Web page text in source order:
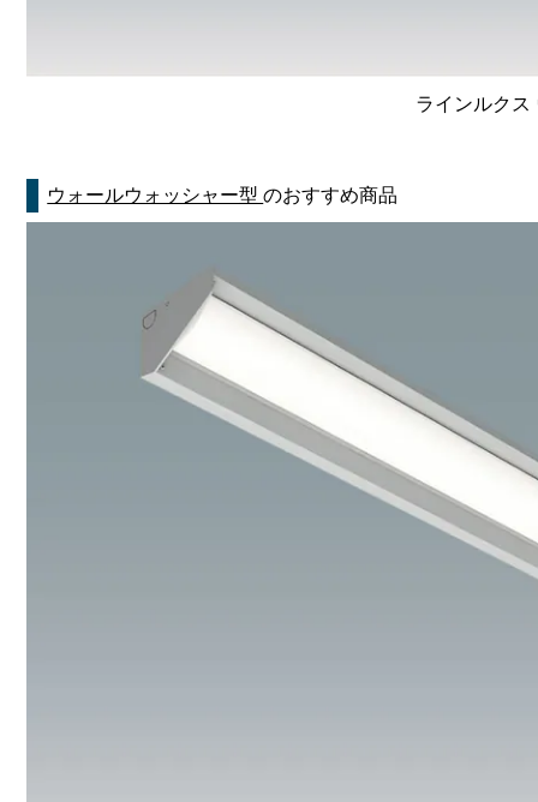
ラインルクス
ウォールウォッシャー型のおすすめ商品